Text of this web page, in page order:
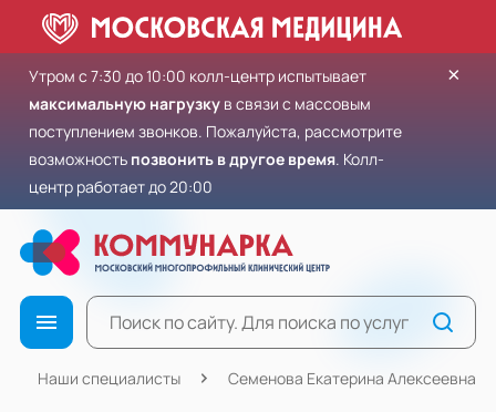
Утром с 7:30 до 10:00 колл-центр испытывает
максимальную нагрузку в связи с массовым
поступлением звонков. Пожалуйста, рассмотрите
возможность позвонить в другое время. Колл-
центр работает до 20:00
×
Наши специалисты Семенова Екатерина Алексеевна